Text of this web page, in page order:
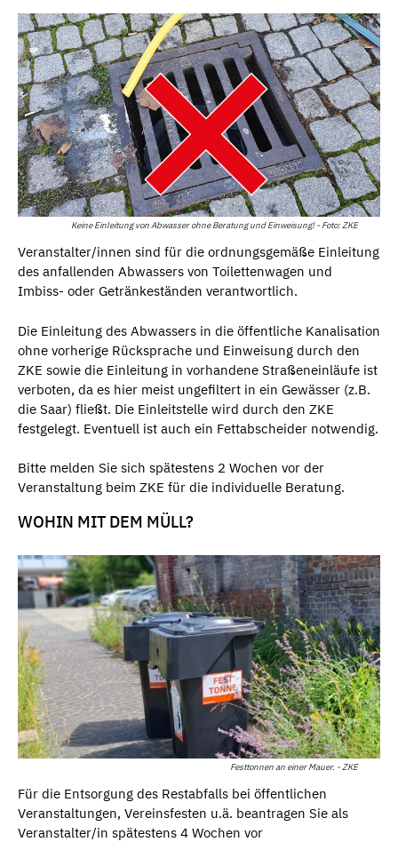
Keine Einleitung von Abwasser ohne Beratung und Einweisung! - Foto: ZKE
Veranstalter/innen sind für die ordnungsgemäße Einleitung
des anfallenden Abwassers von Toilettenwagen und
Imbiss- oder Getränkeständen verantwortlich.
Die Einleitung des Abwassers in die öffentliche Kanalisation
ohne vorherige Rücksprache und Einweisung durch den
ZKE sowie die Einleitung in vorhandene Straßeneinläufe ist
verboten, da es hier meist ungefiltert in ein Gewässer (z.B.
die Saar) fließt. Die Einleitstelle wird durch den ZKE
festgelegt. Eventuell ist auch ein Fettabscheider notwendig.
Bitte melden Sie sich spätestens 2 Wochen vor der
Veranstaltung beim ZKE für die individuelle Beratung.
WOHIN MIT DEM MÜLL?
Festtonnen an einer Mauer. - ZKE
Für die Entsorgung des Restabfalls bei öffentlichen
Veranstaltungen, Vereinsfesten u.ä. beantragen Sie als
Veranstalter/in spätestens 4 Wochen vor